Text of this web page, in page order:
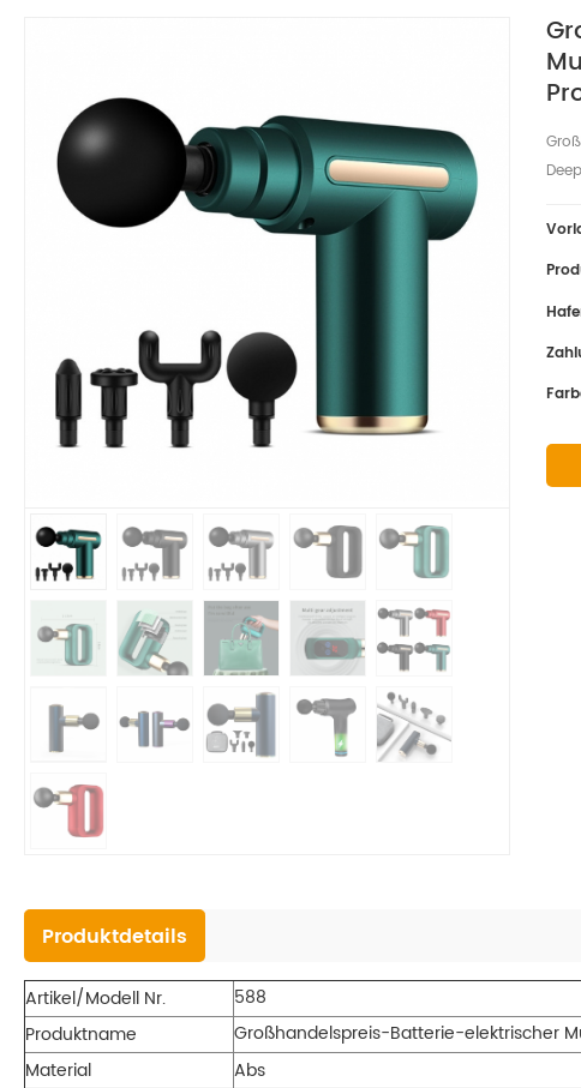
Produktdetails
Artikel/Modell Nr.
588
Produktname
Großhandelspreis-Batterie-elektrischer
Material
Abs